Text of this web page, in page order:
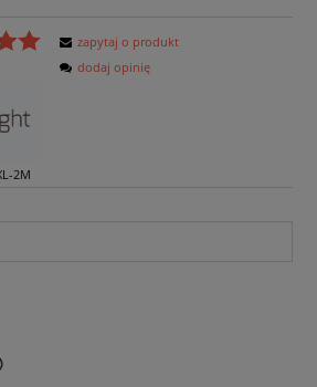
2M
zapytaj o produkt
dodaj opinię
kosztów płatności